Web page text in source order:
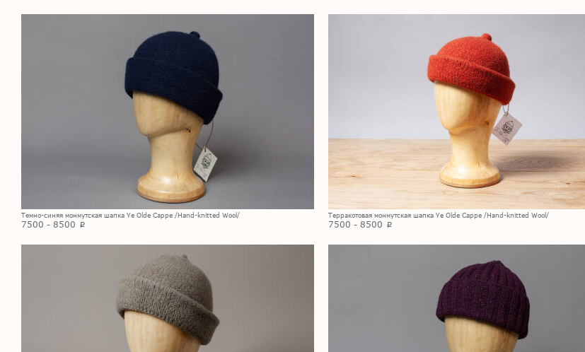
Темно-синяя монмутская шапка Ye Olde Cappe /Hand-knitted Wool/
7500 - 8500 p
Терракотовая монмутская шапка Ye Olde Cappe /Hand-knitted Wool/
7500 - 8500 p